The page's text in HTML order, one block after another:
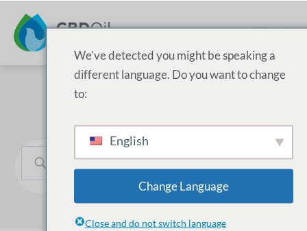
We've detected you might be speaking a
different language. Do you want to change
to:
English
Change Language
Close and do not switch language